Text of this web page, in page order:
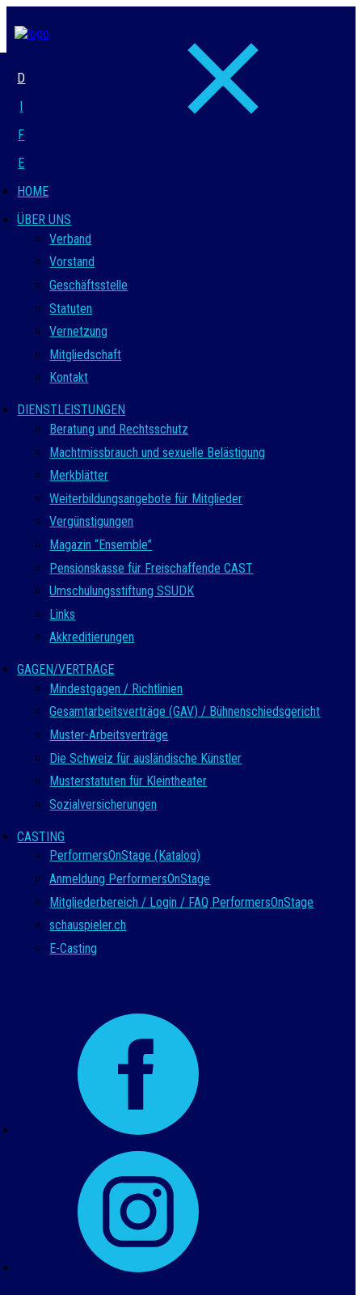
HOME
ÜBER UNS
Verband
Vorstand
Geschäftsstelle
Statuten
Vernetzung
Mitgliedschaft
Kontakt
DIENSTLEISTUNGEN
Beratung und Rechtsschutz
Machtmissbrauch und sexuelle Belästigung
Merkblätter
Weiterbildungsangebote für Mitglieder
Vergünstigungen
Magazin “Ensemble”
Pensionskasse für Freischaffende CAST
Umschulungsstiftung SSUDK
Links
Akkreditierungen
GAGEN/VERTRÄGE
Mindestgagen / Richtlinien
Gesamtarbeitsverträge (GAV) / Bühnenschiedsgericht
Muster-Arbeitsverträge
Die Schweiz für ausländische Künstler
Musterstatuten für Kleintheater
Sozialversicherungen
CASTING
PerformersOnStage (Katalog)
Anmeldung PerformersOnStage
Mitgliederbereich / Login / FAQ PerformersOnStage
schauspieler.ch
E-Casting
D
I
F
E